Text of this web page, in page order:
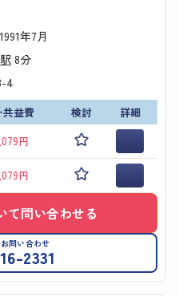
1991年7月
8分
4
益費 検討
詳細
円
円
て問い合わせる
問い合わせ
2331